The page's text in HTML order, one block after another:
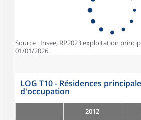
Source : Insee, RP2023 exploitation
01/01/2026.
LOG T10 - Résidences
d'occupation
2012